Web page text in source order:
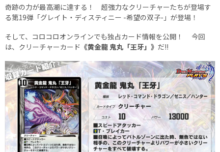
奇跡の力が最高潮に達する！ 超強力なクリーチャーたちが登場す
る第19弾「グレイト・ディスティニー -希望の双子-」が登場！
そして、コロコロオンラインでも独占カード情報を公開！ 今回
は、クリーチャーカード 《黄金龍 鬼丸「王牙」》 だ!!